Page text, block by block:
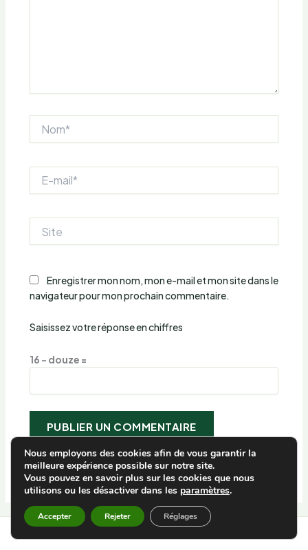
mail*
Enregistrer mon nom, mon e-mail et mon site dans le
navigateur pour mon prochain commentaire.
Saisissez votre réponse en chiffres
16 − douze =
Nous employons des cookies afin de vous garantir la
meilleure expérience possible sur notre site.
Vous pouvez en savoir plus sur les cookies que nous
utilisons ou les désactiver dans les paramètres.
Accepter Rejeter Réglages